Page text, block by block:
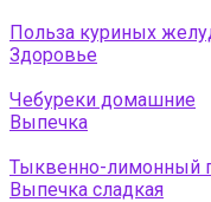
Польза куриных
Здоровье
Чебуреки домашние
Выпечка
Тыквенно-лимонный
Выпечка сладкая